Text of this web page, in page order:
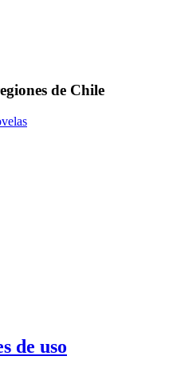
de Chile
de uso